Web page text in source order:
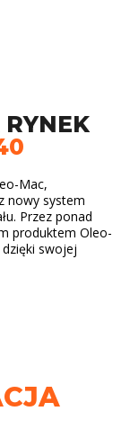
Mac,
nowy system
Przez ponad
produktem Oleo-
swojej